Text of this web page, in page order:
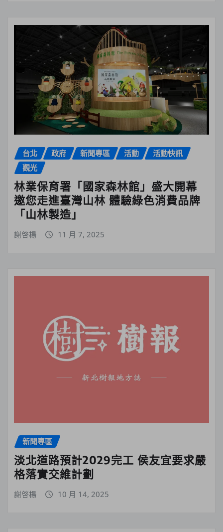
台北 政府 新聞專區 活動
活動快訊
觀光
林業保育署「國家森林館」盛大開幕
邀您走進臺灣山林 體驗綠色消費品牌
「山林製造」
謝啓楊 11 月 7, 2025
新聞專區
淡北道路預計2029完工 侯友宜要求嚴
格落實交維計劃
謝啓楊 10 月 14, 2025